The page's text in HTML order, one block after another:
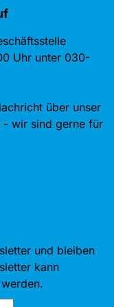
Uhr unter 030-
über unser
- wir sind gerne für
und bleiben
kann